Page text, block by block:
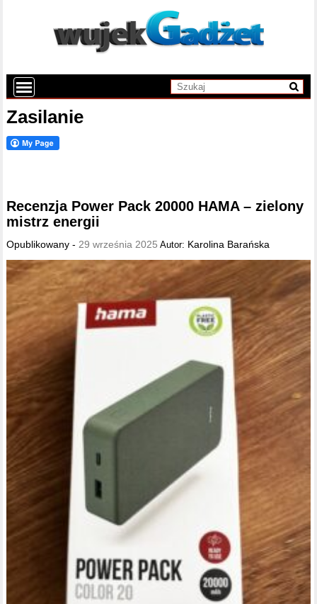
Zasilanie
Recenzja Power Pack 20000 HAMA – zielony
mistrz energii
Opublikowany - 29 września 2025 Autor: Karolina Barańska